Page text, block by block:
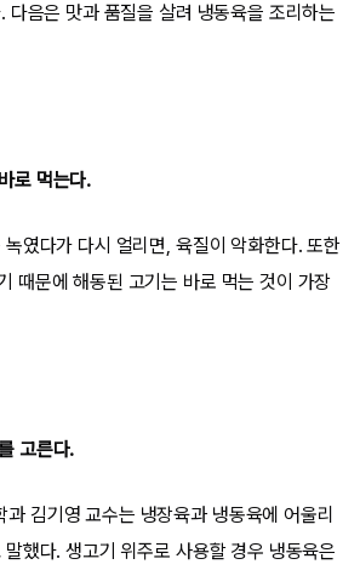
다음은 맛과 품질을 살려 냉동육을 조리하는
로 먹는다.
였다가 다시 얼리면, 육질이 악화한다. 또한
때문에 해동된 고기는 바로 먹는 것이 가장
고른다.
김기영 교수는 냉장육과 냉동육에 어울리
했다. 생고기 위주로 사용할 경우 냉동육은